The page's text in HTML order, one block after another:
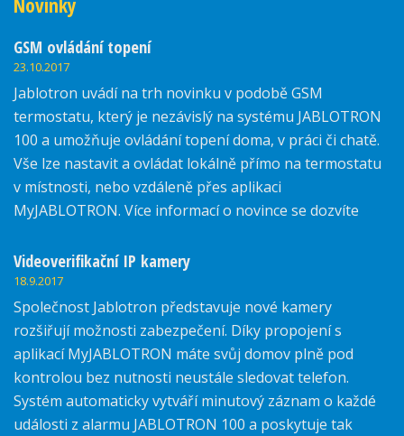
Novinky
GSM ovládání topení
23.10.2017
Jablotron uvádí na trh novinku v podobě GSM
termostatu, který je nezávislý na systému JABLOTRON
100 a umožňuje ovládání topení doma, v práci či chatě.
Vše lze nastavit a ovládat lokálně přímo na termostatu
v místnosti, nebo vzdáleně přes aplikaci
MyJABLOTRON. Více informací o novince se dozvíte
Videoverifikační IP kamery
18.9.2017
Společnost Jablotron představuje nové kamery
rozšiřují možnosti zabezpečení. Díky propojení s
aplikací MyJABLOTRON máte svůj domov plně pod
kontrolou bez nutnosti neustále sledovat telefon.
Systém automaticky vytváří minutový záznam o každé
události z alarmu JABLOTRON 100 a poskytuje tak